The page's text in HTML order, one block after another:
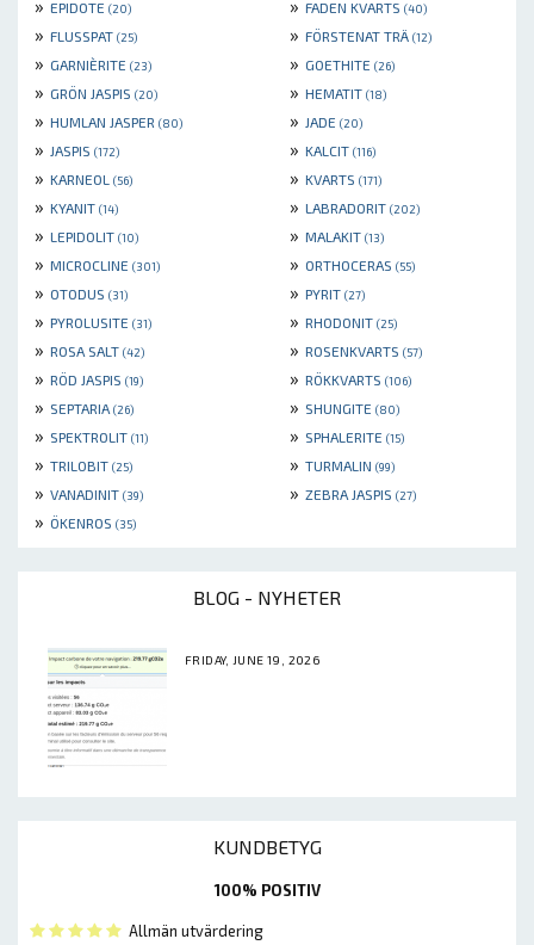
» EPIDOTE (20) » FADEN KVARTS (40)
» FLUSSPAT (25) » FÖRSTENAT TRÄ (12)
» GARNIÈRITE (23) » GOETHITE (26)
» GRÖN JASPIS (20) » HEMATIT (18)
» HUMLAN JASPER (80) » JADE (20)
» JASPIS (172) » KALCIT (116)
» KARNEOL (56) » KVARTS (171)
» KYANIT (14) » LABRADORIT (202)
» LEPIDOLIT (10) » MALAKIT (13)
» MICROCLINE (301) » ORTHOCERAS (55)
» OTODUS (31) » PYRIT (27)
» PYROLUSITE (31) » RHODONIT (25)
» ROSA SALT (42) » ROSENKVARTS (57)
» RÖD JASPIS (19) » RÖKKVARTS (106)
» SEPTARIA (26) » SHUNGITE (80)
» SPEKTROLIT (11) » SPHALERITE (15)
» TRILOBIT (25) » TURMALIN (99)
» VANADINIT (39) » ZEBRA JASPIS (27)
» ÖKENROS (35)
BLOG - NYHETER
FRIDAY, JUNE 19, 2026
KUNDBETYG
100% POSITIV
Allmän utvärdering